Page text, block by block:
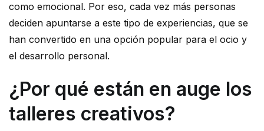
como emocional. Por eso, cada vez más personas
deciden apuntarse a este tipo de experiencias, que se
han convertido en una opción popular para el ocio y
el desarrollo personal.
¿Por qué están en auge los
talleres creativos?